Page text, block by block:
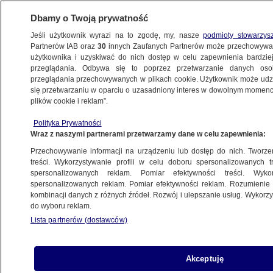
ŚWIAT
Benedykt XVI był bardzo ważną postacią
dla Kościoła katolickiego
5.01.2023, 12:40
Udostępnij
Dbamy o Twoją prywatność
Jeśli użytkownik wyrazi na to zgodę, my, naszepodmioty
Partnerów IAB oraz30 innych Zaufanych Partnerów może
użytkownika i uzyskiwać do nich dostęp w celu zapewnienia
przeglądania. Odbywa się to poprzez przetwarzanie danych
przeglądania przechowywanych w plikach cookie. Użytkownik może
się przetwarzaniu w oparciu o uzasadniony interes w dowolnym
plików cookie i reklam”.
Polityka Prywatności
Wraz z naszymi partnerami przetwarzamy dane w celu zapewnienia:
Przechowywanie informacji na urządzeniu lub dostęp do nich.
treści. Wykorzystywanie profili w celu doboru spersonalizowanych
spersonalizowanych reklam. Pomiar efektywności treści.
spersonalizowanych reklam. Pomiar efektywności reklam.
kombinacji danych z różnych źródeł. Rozwój i ulepszanie usług.
do wyboru reklam.
Lista partnerów (dostawców)
Akceptuję